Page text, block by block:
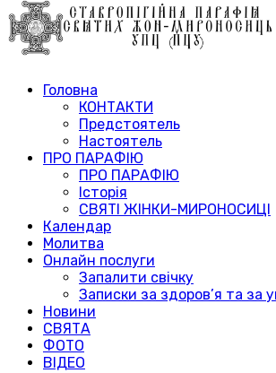
Головна
КОНТАКТИ
Предстоятель
Настоятель
ПРО ПАРАФІЮ
ПРО ПАРАФІЮ
Історія
СВЯТІ ЖІНКИ-МИРОНОСИЦІ
Календар
Молитва
Онлайн послуги
Запалити свічку
Записки за здоров’я та за
Новини
СВЯТА
ФОТО
ВІДЕО